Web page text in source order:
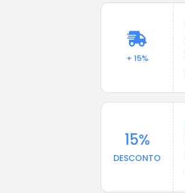
+ 15%
15%
DESCONTO